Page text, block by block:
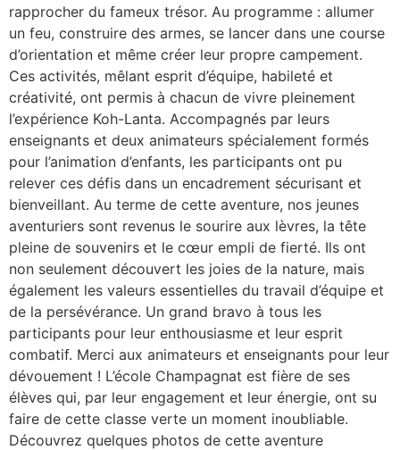
rapprocher du fameux trésor. Au programme : allumer
un feu, construire des armes, se lancer dans une course
d’orientation et même créer leur propre campement.
Ces activités, mêlant esprit d’équipe, habileté et
créativité, ont permis à chacun de vivre pleinement
l’expérience Koh-Lanta. Accompagnés par leurs
enseignants et deux animateurs spécialement formés
pour l’animation d’enfants, les participants ont pu
relever ces défis dans un encadrement sécurisant et
bienveillant. Au terme de cette aventure, nos jeunes
aventuriers sont revenus le sourire aux lèvres, la tête
pleine de souvenirs et le cœur empli de fierté. Ils ont
non seulement découvert les joies de la nature, mais
également les valeurs essentielles du travail d’équipe et
de la persévérance. Un grand bravo à tous les
participants pour leur enthousiasme et leur esprit
combatif. Merci aux animateurs et enseignants pour leur
dévouement ! L’école Champagnat est fière de ses
élèves qui, par leur engagement et leur énergie, ont su
faire de cette classe verte un moment inoubliable.
Découvrez quelques photos de cette aventure